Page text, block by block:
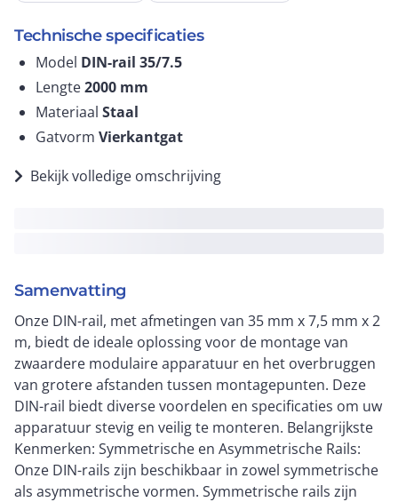
Technische specificaties
Model DIN-rail 35/7.5
Lengte2000 mm
Materiaal Staal
Gatvorm Vierkantgat
Bekijk volledige omschrijving
Samenvatting
Onze DIN-rail, met afmetingen van 35 mm x 7,5 mm x 2
m, biedt de ideale oplossing voor de montage van
zwaardere modulaire apparatuur en het overbruggen
van grotere afstanden tussen montagepunten. Deze
DIN-rail biedt diverse voordelen en specificaties om uw
apparatuur stevig en veilig te monteren. Belangrijkste
Kenmerken: Symmetrische en Asymmetrische Rails:
Onze DIN-rails zijn beschikbaar in zowel symmetrische
als asymmetrische vormen. Symmetrische rails zijn